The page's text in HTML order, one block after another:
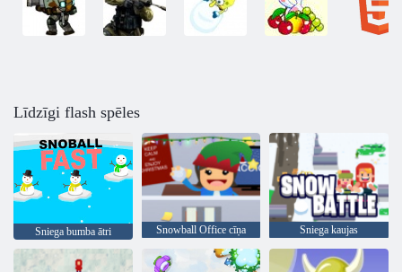
Līdzīgi flash spēles
Sniega bumba ātri Snowball Office cīņa Sniega kaujas